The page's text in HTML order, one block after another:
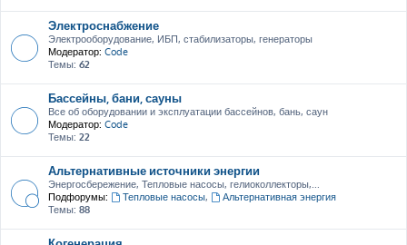
Электроснабжение
Электрооборудование, ИБП, стабилизаторы, генераторы
Модератор: Code
Темы: 62
Бассейны, бани, сауны
Все об оборудовании и эксплуатации бассейнов, бань, саун
Модератор: Code
Темы: 22
Альтернативные источники энергии
Энергосбережение, Тепловые насосы, гелиоколлекторы,...
Подфорумы:
Тепловые насосы,
Альтернативная энергия
Темы: 88